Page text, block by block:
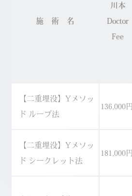
施 術 名
川本
Doctor
Fee
【二重埋没】Yメソッ
ド ループ法
136,000円
【二重埋没】Yメソッ
ド シークレット法
181,000円